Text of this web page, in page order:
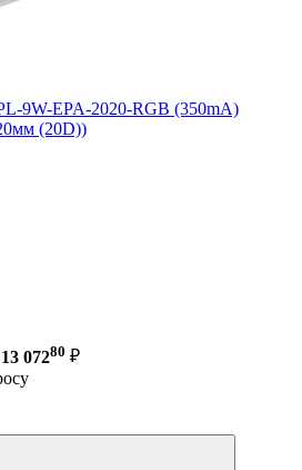
9W-EPA-2020-RGB (350mA)
(20D))
13 07280 ₽